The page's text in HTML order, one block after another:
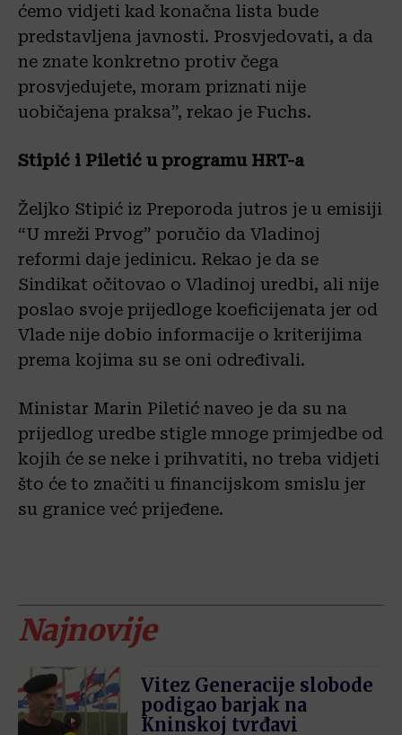
ćemo vidjeti kad konačna lista bude
predstavljena javnosti. Prosvjedovati, a da
ne znate konkretno protiv čega
prosvjedujete, moram priznati nije
uobičajena praksa”, rekao je Fuchs.
Stipić i Piletić u programu HRT-a
Željko Stipić iz Preporoda jutros je u emisiji
“U mreži Prvog” poručio da Vladinoj
reformi daje jedinicu. Rekao je da se
Sindikat očitovao o Vladinoj uredbi, ali nije
poslao svoje prijedloge koeficijenata jer od
Vlade nije dobio informacije o kriterijima
prema kojima su se oni određivali.
Ministar Marin Piletić naveo je da su na
prijedlog uredbe stigle mnoge primjedbe od
kojih će se neke i prihvatiti, no treba vidjeti
što će to značiti u financijskom smislu jer
su granice već prijeđene.
Najnovije
Vitez Generacije slobode
podigao barjak na
Kninskoj tvrđavi